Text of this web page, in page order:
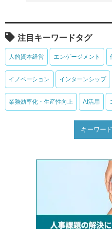
注目キーワードタグ
人的資本経営 エンゲージメント
イノベーション インターンシップ
業務効率化・生産性向上 AI活用
キーワー